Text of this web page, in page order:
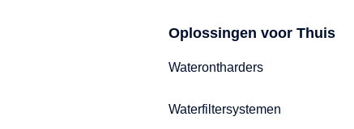
Oplossingen voor Thuis
Waterontharders
Waterfiltersystemen